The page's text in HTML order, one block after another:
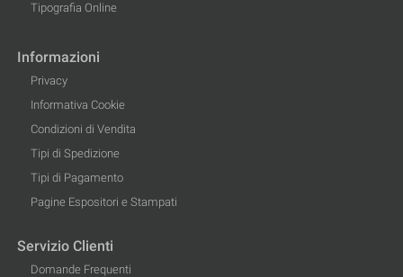
Tipografia Online
Informazioni
Privacy
Informativa Cookie
Condizioni di Vendita
Tipi di Spedizione
Tipi di Pagamento
Pagine Espositori e Stampati
Servizio Clienti
Domande Frequenti